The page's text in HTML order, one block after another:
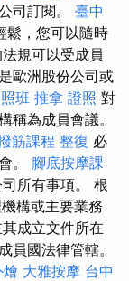
司訂閱。 臺中
鬆，您可以隨時
規可以受成員
歐洲股份公司或
班 推拿 證照 對
稱為成員會議。
筋課程 整復 必
。 腳底按摩課
所有事項。 根
構或主要業務
成立文件所在
員國法律管轄。
大雅按摩 台中